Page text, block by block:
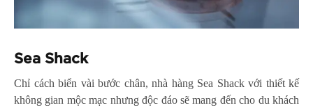
Sea Shack
Chỉ cách biển vài bước chân, nhà hàng Sea Shack với thiết kế
không gian mộc mạc nhưng độc đáo sẽ mang đến cho du khách